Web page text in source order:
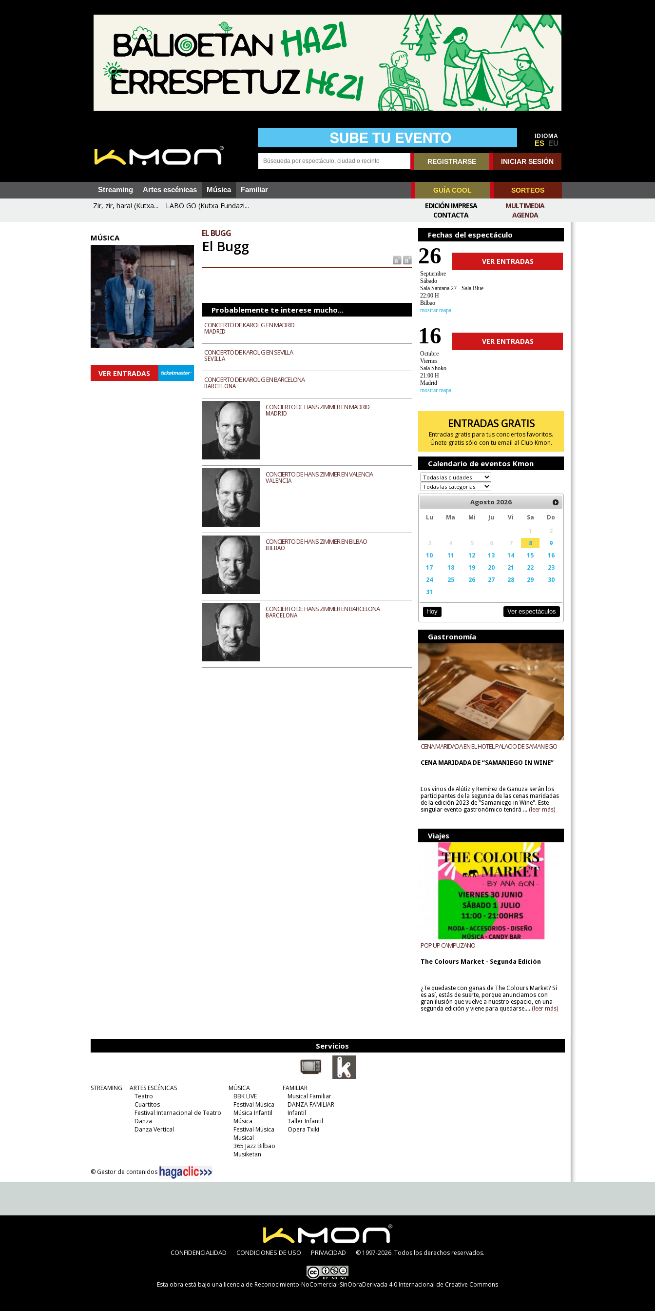
IDIOMA
ES EU
REGISTRARSE INICIAR SESIÓN
Streaming Artes escénicas Música Familiar GUÍA COOL SORTEOS
Zir, zir, hara! (Kutxa... LABO GO (Kutxa Fundazi...
MULTIMEDIA
AGENDA
EDICIÓN IMPRESA
CONTACTA
MÚSICA
VER ENTRADAS
EL BUGG
El Bugg
Probablemente te interese mucho...
CONCIERTO DE KAROL G EN MADRID
MADRID
CONCIERTO DE KAROL G EN SEVILLA
SEVILLA
CONCIERTO DE KAROL G EN BARCELONA
BARCELONA
CONCIERTO DE HANS ZIMMER EN MADRID
MADRID
CONCIERTO DE HANS ZIMMER EN VALENCIA
VALENCIA
CONCIERTO DE HANS ZIMMER EN BILBAO
BILBAO
CONCIERTO DE HANS ZIMMER EN BARCELONA
BARCELONA
Fechas del espectáculo
26 VER ENTRADAS
Septiembre
Sábado
Sala Santana 27 - Sala Blue
22:00 H
Bilbao
mostrar mapa
16 VER ENTRADAS
Octubre
Viernes
Sala Shoko
21:00 H
Madrid
mostrar mapa
ENTRADAS GRATIS
Entradas gratis para tus conciertos favoritos.
Únete gratis sólo con tu email al Club Kmon.
Calendario de eventos Kmon
Agosto 2026
Lu Ma Mi Ju Vi Sa
Do
1
2
3
4 5 6 7 8
9
10
11 12 13 14 15
16
17
18 19 20 21 22
23
24
25 26 27 28 29
30
31
Hoy Ver espectáculos
Gastronomía
CENA MARIDADA EN EL HOTEL PALACIO DE SAMANIEGO
CENA MARIDADA DE “SAMANIEGO IN WINE”
Los vinos de Alútiz y Remírez de Ganuza serán los
participantes de la segunda de las cenas maridadas
de la edición 2023 de "Samaniego in Wine". Este
singular evento gastronómico tendrá ... (leer más)
Viajes
POP UP CAMPUZANO
The Colours Market - Segunda Edición
¿Te quedaste con ganas de The Colours Market? Si
es así, estás de suerte, porque anunciamos con
gran ilusión que vuelve a nuestro espacio, en una
segunda edición y viene para quedarse.... (leer más)
Servicios
STREAMING
ARTES ESCÉNICAS
Teatro
Cuartitos
Festival Internacional de Teatro
Danza
Danza Vertical
MÚSICA
BBK LIVE
Festival Música
Música Infantil
Música
Festival Música
Musical
365 Jazz Bilbao
Musiketan
FAMILIAR
Musical Familiar
DANZA FAMILIAR
Infantil
Taller Infantil
Opera Txiki
© Gestor de contenidos
CONFIDENCIALIDAD CONDICIONES DE USO PRIVACIDAD © 1997-2026. Todos los derechos reservados.
Esta obra está bajo una licencia de Reconocimiento-NoComercial-SinObraDerivada 4.0 Internacional de Creative Commons